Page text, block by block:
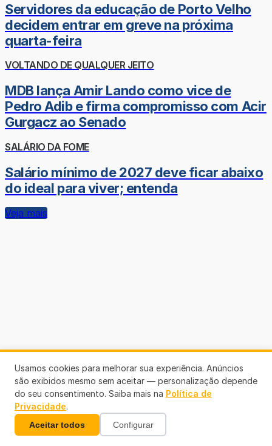
Servidores da educação de Porto Velho
decidem entrar em greve na próxima
quarta-feira
VOLTANDO DE QUALQUER JEITO
MDB lança Amir Lando como vice de
Pedro Adib e firma compromisso com Acir
Gurgacz ao Senado
SALÁRIO DA FOME
Salário mínimo de 2027 deve ficar abaixo
do ideal para viver; entenda
Veja mais
Usamos cookies para melhorar sua experiência. Anúncios
são exibidos mesmo sem aceitar — personalização depende
do seu consentimento. Saiba mais na Política de
Privacidade.
Aceitar todos Configurar